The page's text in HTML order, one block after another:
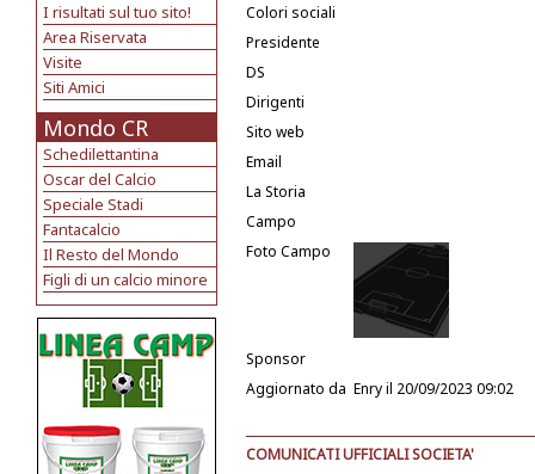
I risultati sul tuo sito!
Area Riservata
Visite
Siti Amici
Mondo CR
Schedilettantina
Oscar del Calcio
Speciale Stadi
Fantacalcio
Il Resto del Mondo
Figli di un calcio minore
Colori sociali
Presidente
DS
Dirigenti
Sito web
Email
La Storia
Campo
Foto Campo
Sponsor
Aggiornato da Enryil 20/09/2023 09:02
COMUNICATI UFFICIALI SOCIETA'